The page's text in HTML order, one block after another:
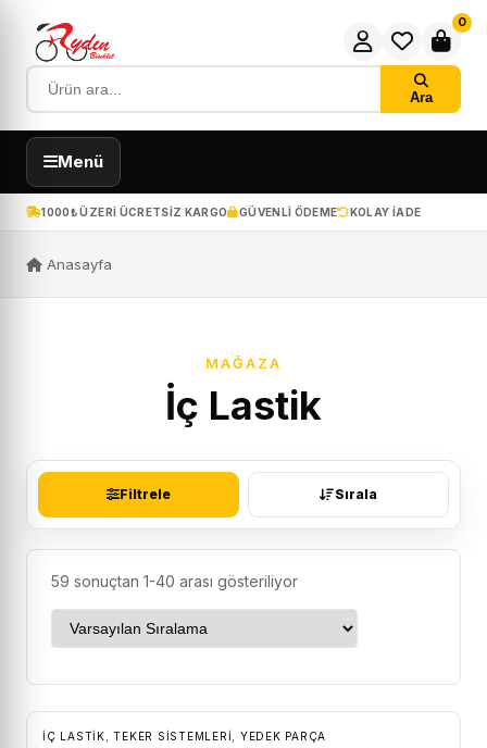
Ara
0
Menü
1000₺ ÜZERI ÜCRETSIZ KARGO GÜVENLI ÖDEME KOLAY IADE
Anasayfa
MAĞAZA
İç Lastik
Filtrele Sırala
59 sonuçtan 1-40 arası gösteriliyor
İÇ LASTIK ,TEKER SISTEMLERI YEDEK PARÇA